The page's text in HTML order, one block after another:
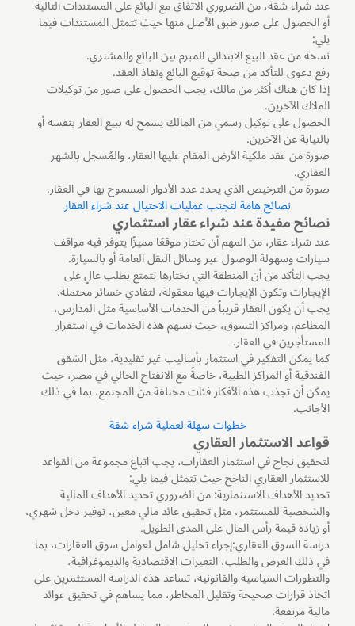
عند شراء شقة، من الضروري الاتفاق مع البائع على المستندات التالية
أو الحصول على صور طبق الأصل منها حيث تتمثل المستندات فيما
يلي:
نسخة من عقد البيع الابتدائي المبرم بين البائع والمشتري.
رفع دعوى للتأكد من صحة توقيع البائع ونفاذ العقد.
إذا كان هناك أكثر من مالك، يجب الحصول على صور من توكيلات
الملاك الآخرين.
الحصول على توكيل رسمي من المالك يسمح له ببيع العقار بنفسه أو
بالنيابة عن الآخرين.
صورة من عقد ملكية الأرض المقام عليها العقار، والمُسجل بالشهر
العقاري.
صورة من الترخيص الذي يحدد عدد الأدوار المسموح بها في العقار.
نصائح هامة لتجنب عمليات الاحتيال عند شراء العقار
نصائح مفيدة عند شراء عقار استثماري
عند شراء عقار، من المهم أن تختار موقعًا مميزًا يتوفر فيه مواقف
سيارات وسهولة الوصول عبر وسائل النقل العامة أو بالسيارة.
يجب التأكد من أن المنطقة التي تختارها تتمتع بطلب عالٍ على
الإيجارات وتكون الإيجارات فيها معقولة، لتفادي خسائر محتملة.
يجب أن يكون العقار قريباً من الخدمات الأساسية مثل المدارس،
المطاعم، ومراكز التسوق، حيث تسهم هذه الخدمات في استقرار
المستأجرين في العقار.
كما يمكن التفكير في استثمار بأساليب غير تقليدية، مثل الشقق
الفندقية أو المراكز الطبية، خاصةً مع الانفتاح الحالي في مصر، حيث
يمكن أن تجذب هذه الأفكار فئات مختلفة من المجتمع، بما في ذلك
الأجانب.
خطوات سهلة لعملية شراء شقة
قواعد الاستثمار العقاري
لتحقيق نجاح في استثمار العقارات، يجب اتباع مجموعة من القواعد
للاستثمار العقاري الناجح حيث تتمثل فيما يلي:
تحديد الأهداف الاستثمارية: من الضروري تحديد الأهداف المالية
والشخصية للمستثمر، مثل تحقيق عائد مالي معين، توفير دخل شهري،
أو زيادة قيمة رأس المال على المدى الطويل.
دراسة السوق العقاري:إجراء تحليل شامل لعوامل سوق العقارات، بما
في ذلك العرض والطلب، التغيرات الاقتصادية والديموغرافية،
والتطورات السياسية والقانونية، تساعد هذه الدراسة المستثمرين على
اتخاذ قرارات صحيحة وتقليل المخاطر، مما يساهم في تحقيق عوائد
مالية مرتفعة.